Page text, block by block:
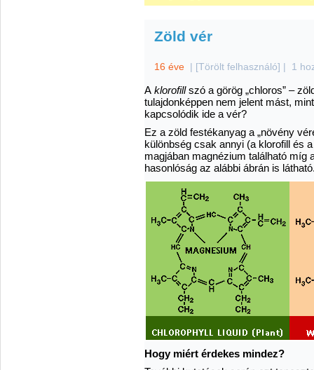
Zöld vér
16 éve | [Törölt felhasználó] | 1
A klorofillszó a görög „chloros” –
tulajdonképpen nem jelent mást,
kapcsolódik ide a vér?
Ez a zöld festékanyag a „növény
különbség csak annyi (a klorofill és
magjában magnézium található míg
hasonlóság az alábbi ábrán is
Hogy miért érdekes mindez?